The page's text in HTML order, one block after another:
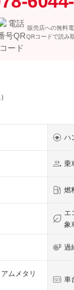
販売店への無料
QRコードで読み
ハ
乗
燃
エ
象
過
ムメタリ
車